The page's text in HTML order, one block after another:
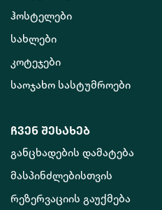
ჰოსტელები
სახლები
კოტეჯები
საოჯახო სასტუმროები
ჩვენ შესახებ
განცხადების დამატება
მასპინძლებისთვის
რეზერვაციის გაუქმება